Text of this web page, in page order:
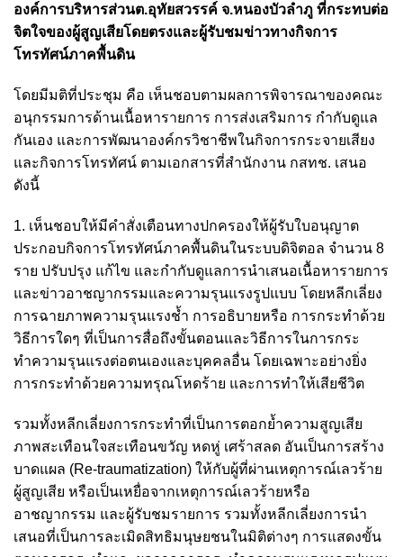
องค์การบริหารส่วนต.อุทัยสวรรค์ จ.หนองบัวลำภู ที่กระทบต่อ
จิตใจของผู้สูญเสียโดยตรงและผู้รับชมข่าวทางกิจการ
โทรทัศน์ภาคพื้นดิน
โดยมีมติที่ประชุม คือ เห็นชอบตามผลการพิจารณาของคณะ
อนุกรรมการด้านเนื้อหารายการ การส่งเสริมการ กำกับดูแล
กันเอง และการพัฒนาองค์กรวิชาชีพในกิจการกระจายเสียง
และกิจการโทรทัศน์ ตามเอกสารที่สำนักงาน กสทช. เสนอ
ดังนี้
1. เห็นชอบให้มีคำสั่งเตือนทางปกครองให้ผู้รับใบอนุญาต
ประกอบกิจการโทรทัศน์ภาคพื้นดินในระบบดิจิตอล จำนวน 8
ราย ปรับปรุง แก้ไข และกำกับดูแลการนำเสนอเนื้อหารายการ
และข่าวอาชญากรรมและความรุนแรงรูปแบบ โดยหลีกเลี่ยง
การฉายภาพความรุนแรงช้ำ การอธิบายหรือ การกระทำด้วย
วิธีการใดๆ ที่เป็นการสื่อถึงขั้นตอนและวิธีการในการกระ
ทำความรุนแรงต่อตนเองและบุคคลอื่น โดยเฉพาะอย่างยิ่ง
การกระทำด้วยความทรุณโหดร้าย และการทำให้เสียชีวิต
รวมทั้งหลีกเลี่ยงการกระทำที่เป็นการตอกย้ำความสูญเสีย
ภาพสะเทือนใจสะเทือนขวัญ หดหู่ เศร้าสลด อันเป็นการสร้าง
บาดแผล (Re-traumatization) ให้กับผู้ที่ผ่านเหตุการณ์เลวร้าย
ผู้สูญเสีย หรือเป็นเหยื่อจากเหตุการณ์เลวร้ายหรือ
อาชญากรรม และผู้รับชมรายการ รวมทั้งหลีกเลี่ยงการนำ
เสนอที่เป็นการละเมิดสิทธิมนุษยชนในมิติต่างๆ การแสดงขั้น